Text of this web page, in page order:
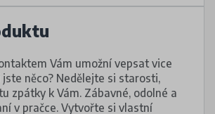
Vám umožní vepsat vice
něco? Nedělejte si starosti,
zpátky k Vám. Zábavné, odolné a
v pračce. Vytvořte si vlastní